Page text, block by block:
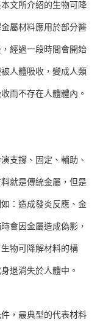
文所介紹的生物可降
屬材料應用於部分醫
經過一段時間會開始
人體吸收，變成人類
而不存在人體體內。
支撐、固定、輔助、
就是傳統金屬，但是
：造成發炎反應、金
會因金屬造成偽影，
物可降解材料的構
退消失於人體中。
，最典型的代表材料